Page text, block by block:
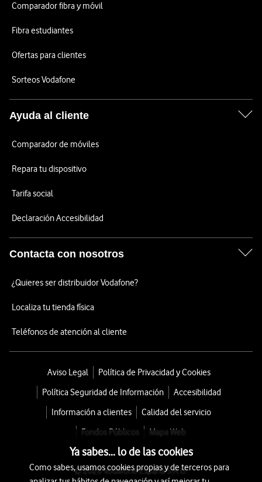
Comparador fibra y móvil
Fibra estudiantes
Ofertas para clientes
Sorteos Vodafone
Ayuda al cliente
Comparador de móviles
Repara tu dispositivo
Tarifa social
Declaración Accesibilidad
Contacta con nosotros
¿Quieres ser distribuidor Vodafone?
Localiza tu tienda física
Teléfonos de atención al cliente
Aviso Legal
Política de Privacidad y Cookies
Política Seguridad de Información
Accesibilidad
Información a clientes
Calidad del servicio
Fondos Públicos
Mapa Web
© 2026 Vodafone España S.A.U.
Ya sabes... lo de las cookies
Como sabes, usamos cookies propias y de terceros para